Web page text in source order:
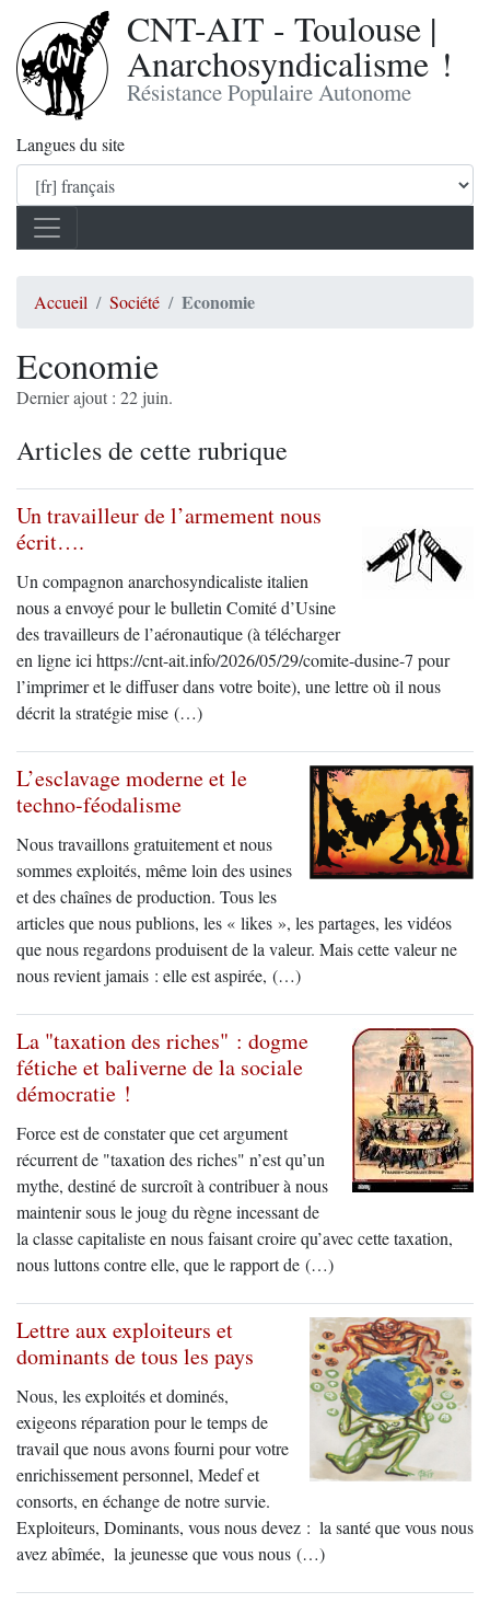
CNT-AIT - Toulouse |
Anarchosyndicalisme !
Résistance Populaire Autonome
Langues du site
Accueil Société Economie
Economie
Dernier ajout : 22 juin.
Articles de cette rubrique
Un travailleur de l’armement nous
écrit….
Un compagnon anarchosyndicaliste italien
nous a envoyé pour le bulletin Comité d’Usine
des travailleurs de l’aéronautique (à télécharger
en ligne ici https://cnt-ait.info/2026/05/29/comite-dusine-7 pour
l’imprimer et le diffuser dans votre boite), une lettre où il nous
décrit la stratégie mise (…)
L’esclavage moderne et le
techno-féodalisme
Nous travaillons gratuitement et nous
sommes exploités, même loin des usines
et des chaînes de production. Tous les
articles que nous publions, les « likes », les partages, les vidéos
que nous regardons produisent de la valeur. Mais cette valeur ne
nous revient jamais : elle est aspirée, (…)
La "taxation des riches" : dogme
fétiche et baliverne de la sociale
démocratie !
Force est de constater que cet argument
récurrent de "taxation des riches" n’est qu’un
mythe, destiné de surcroît à contribuer à nous
maintenir sous le joug du règne incessant de
la classe capitaliste en nous faisant croire qu’avec cette taxation,
nous luttons contre elle, que le rapport de (…)
Lettre aux exploiteurs et
dominants de tous les pays
Nous, les exploités et dominés,
exigeons réparation pour le temps de
travail que nous avons fourni pour votre
enrichissement personnel, Medef et
consorts, en échange de notre survie.
Exploiteurs, Dominants, vous nous devez : ­ la santé que vous nous
avez abîmée, ­ la jeunesse que vous nous (…)